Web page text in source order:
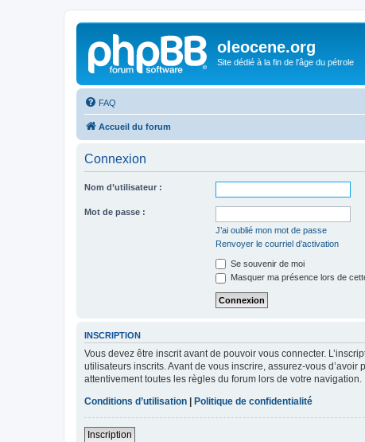
oleocene.org
Site dédié à la fin de l'âge du pétrole
FAQ
Accueil du forum
Connexion
Nom d’utilisateur :
Mot de passe :
J’ai oublié mon mot de passe
Renvoyer le courriel d’activation
Se souvenir de moi
Masquer ma présence lors de
INSCRIPTION
Vous devez être inscrit avant de pouvoir vous connecter.
utilisateurs inscrits. Avant de vous inscrire, assurez-vous
attentivement toutes les règles du forum lors de votre navigation.
Conditions d’utilisation
Politique de confidentialité
Inscription